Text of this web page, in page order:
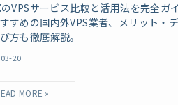
VPSサービス比較と活用法を完全ガ
すめの国内外VPS業者、メリット・
方も徹底解説。
20